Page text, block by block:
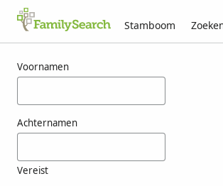
Stamboom
Voornamen
Achternamen
Vereist